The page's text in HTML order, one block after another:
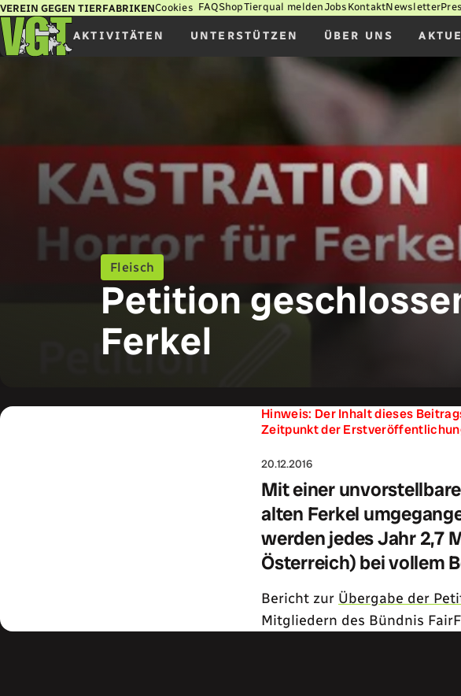
VEREIN GEGEN TIERFABRIKENCookies FAQShopTierqual meldenJobs KontaktNewsletter
AKTIVITÄTEN UNTERSTÜTZEN ÜBER UNS
Fleisch
Petition
Ferkel
Hinweis: Der Inhalt dieses
Zeitpunkt der
20.12.2016
Mit einer
alten Ferkel
werden jedes Jahr 2,7
Österreich) bei vollem
Bericht zur Übergabe der
Mitgliedern des Bündnis